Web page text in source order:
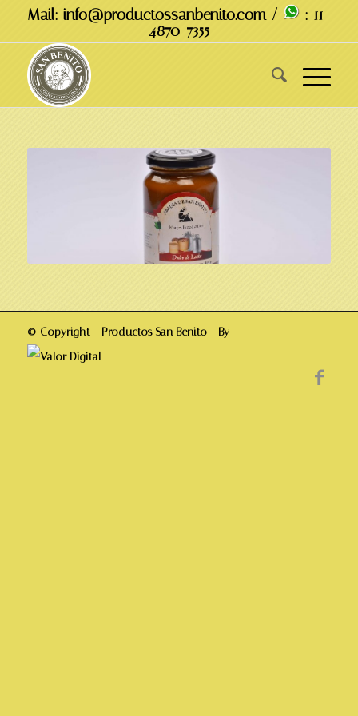
Mail: info@productossanbenito.com /
: 11-
4870-7355
© Copyright - Productos San Benito - By